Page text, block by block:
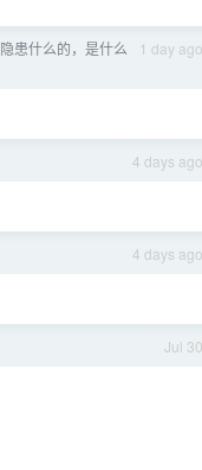
1 day ago
患什么的，是什么
4 days ago
4 days ago
Jul 30